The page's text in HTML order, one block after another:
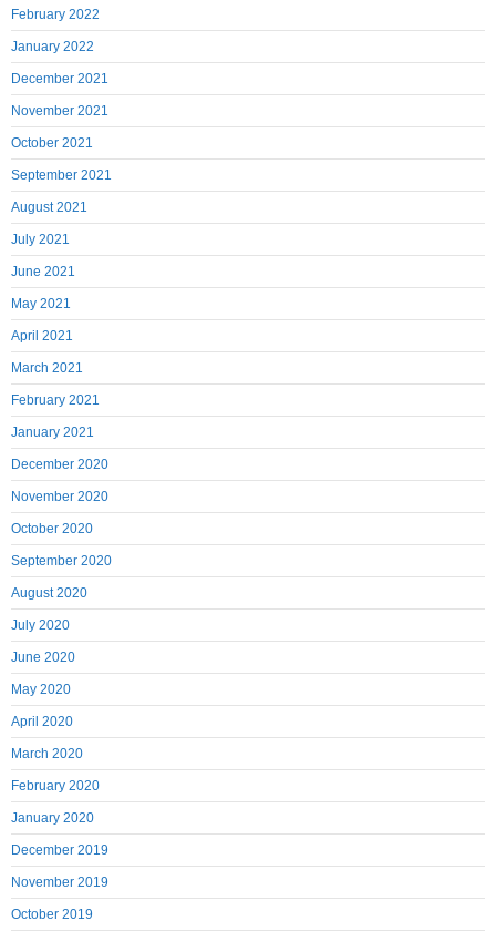
February 2022
January 2022
December 2021
November 2021
October 2021
September 2021
August 2021
July 2021
June 2021
May 2021
April 2021
March 2021
February 2021
January 2021
December 2020
November 2020
October 2020
September 2020
August 2020
July 2020
June 2020
May 2020
April 2020
March 2020
February 2020
January 2020
December 2019
November 2019
October 2019